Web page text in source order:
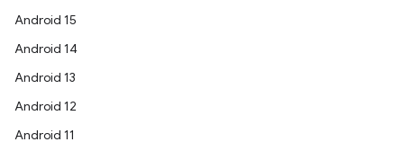
Android 15
Android 14
Android 13
Android 12
Android 11